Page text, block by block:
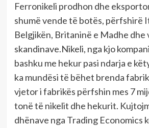
Ferronikeli prodhon dhe
shumë vende të botës, përfshirë
Belgjikën, Britaninë e Madhe dhe
skandinave.Nikeli, nga kjo
bashku me hekur pasi ndarja e
ka mundësi të bëhet brenda
vjetor i fabrikës përfshin mes 7
tonë të nikelit dhe hekurit.
dhënave nga Trading Economics